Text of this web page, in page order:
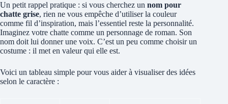
Un petit rappel pratique : si vous cherchez un nom pour
chatte grise, rien ne vous empêche d’utiliser la couleur
comme fil d’inspiration, mais l’essentiel reste la personnalité.
Imaginez votre chatte comme un personnage de roman. Son
nom doit lui donner une voix. C’est un peu comme choisir un
costume : il met en valeur qui elle est.
Voici un tableau simple pour vous aider à visualiser des idées
selon le caractère :